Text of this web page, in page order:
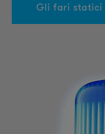
Gli fari statici